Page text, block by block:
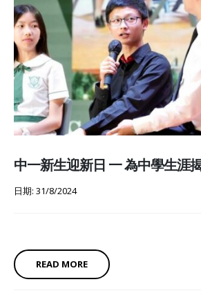
中一新生迎新日 一 為中學生涯
日期: 31/8/2024
READ MORE